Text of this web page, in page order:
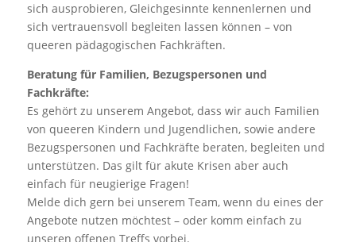
sich ausprobieren, Gleichgesinnte kennenlernen und
sich vertrauensvoll begleiten lassen können – von
queeren pädagogischen Fachkräften.
Beratung für Familien, Bezugspersonen und
Fachkräfte:
Es gehört zu unserem Angebot, dass wir auch Familien
von queeren Kindern und Jugendlichen, sowie andere
Bezugspersonen und Fachkräfte beraten, begleiten und
unterstützen. Das gilt für akute Krisen aber auch
einfach für neugierige Fragen!
Melde dich gern bei unserem Team, wenn du eines der
Angebote nutzen möchtest – oder komm einfach zu
unseren offenen Treffs vorbei.